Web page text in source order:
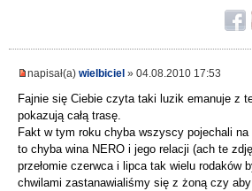
napisał(a) wielbiciel » 04.08.2010 17:53
Fajnie się Ciebie czyta taki luzik emanuje z
pokazują całą trasę.
Fakt w tym roku chyba wszyscy pojechali na
to chyba wina NERO i jego relacji (ach te
przełomie czerwca i lipca tak wielu rodaków
chwilami zastanawialiśmy się z żoną czy